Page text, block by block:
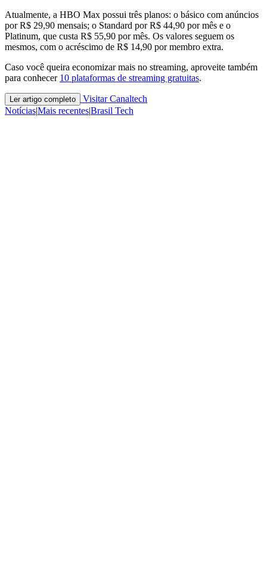
Atualmente, a HBO Max possui três planos: o básico com anúncios
por R$ 29,90 mensais; o Standard por R$ 44,90 por mês e o
Platinum, que custa R$ 55,90 por mês. Os valores seguem os
mesmos, com o acréscimo de R$ 14,90 por membro extra.
Caso você queira economizar mais no streaming, aproveite também
para conhecer 10 plataformas de streaming gratuitas.
Ler artigo completo
Visitar Canaltech
Notícias|Mais recentes|Brasil Tech